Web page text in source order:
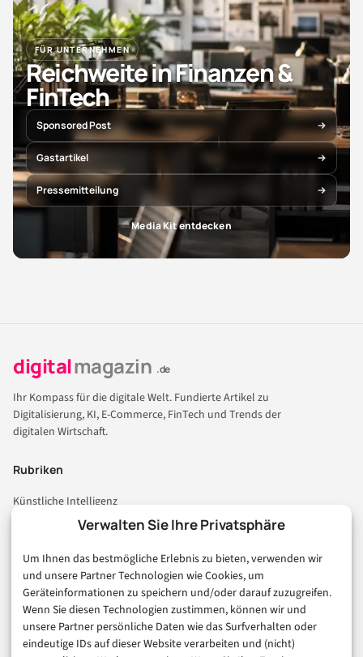
Verwalten Sie Ihre Privatsphäre
Um Ihnen das bestmögliche Erlebnis zu bieten, verwenden wir
und unsere Partner Technologien wie Cookies, um
Geräteinformationen zu speichern und/oder darauf zuzugreifen.
Wenn Sie diesen Technologien zustimmen, können wir und
unsere Partner persönliche Daten wie das Surfverhalten oder
eindeutige IDs auf dieser Website verarbeiten und (nicht)
FÜR UNTERNEHMEN
Reichweite in Finanzen &
FinTech
Sponsored Post
Gastartikel
Pressemitteilung
Media Kit entdecken
digitalmagazin .de
Ihr Kompass für die digitale Welt. Fundierte Artikel zu
Digitalisierung, KI, E-Commerce, FinTech und Trends der
digitalen Wirtschaft.
Rubriken
Künstliche Intelligenz
Technologie & IT
Consumer & Digital Life
Marketing
Finanzen & FinTech
Business & Karriere
Sicherheit & Recht